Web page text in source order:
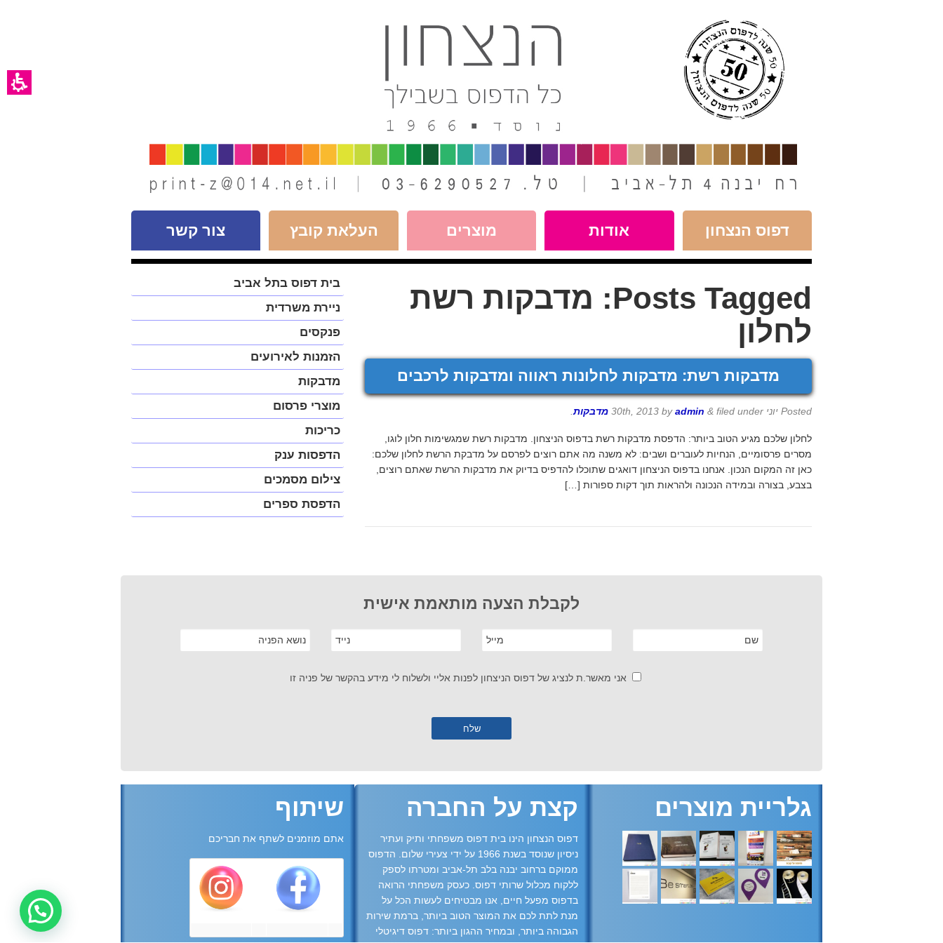
דפוס הנצחון אודות מוצרים העלאת קובץ צור קשר
Posts Tagged:
מדבקות רשת
לחלון
מדבקות רשת: מדבקות לחלונות ראווה ומדבקות לרכבים
Posted יוני 30th, 2013 byadmin & filed under מדבקות
לחלון שלכם מגיע הטוב ביותר: הדפסת מדבקות רשת בדפוס הניצחון. מדבקות רשת שמגשימות חלון לוגו,
מסרים פרסומיים, הנחיות לעוברים ושבים: לא משנה מה אתם רוצים לפרסם על מדבקת הרשת לחלון שלכם:
כאן זה המקום הנכון. אנחנו בדפוס הניצחון דואגים שתוכלו להדפיס בדיוק את מדבקות הרשת שאתם רוצים,
בצבע, בצורה ובמידה הנכונה ולהראות תוך דקות ספורות […]
פתח
תפריט
במצב
נגיש
(התפריט
יפתח
בחלונית
בית דפוס בתל אביב
ניירת משרדית
פנקסים
הזמנות לאירועים
מדבקות
מוצרי פרסום
כריכות
הדפסות ענק
צילום מסמכים
הדפסת ספרים
לקבלת הצעה מותאמת אישית
אני מאשר.ת לנציג של דפוס הניצחון לפנות אליי ולשלוח לי מידע בהקשר של פניה זו
גלריית מוצרים קצת על החברה
דפוס הנצחון הינו בית דפוס משפחתי ותיק ועתיר
ניסיון שנוסד בשנת 1966 על ידי צעירי שלום. הדפוס
ממוקם ברחוב יבנה בלב תל-אביב ומטרתו לספק
ללקוח מכלול שרותי דפוס. כעסק משפחתי הרואה
בדפוס מפעל חיים, אנו מבטיחים לעשות הכל על
מנת לתת לכם את המוצר הטוב ביותר, ברמת שירות
הגבוהה ביותר, ובמחיר ההגון ביותר: דפוס דיגיטלי
שיתוף
אתם מוזמנים לשתף את חבריכם